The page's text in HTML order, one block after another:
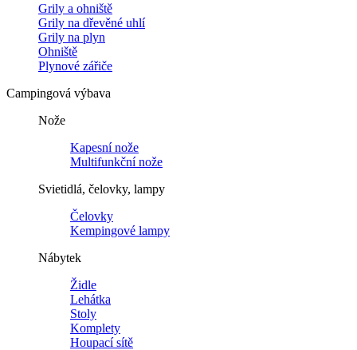
Grily a ohniště
Grily na dřevěné uhlí
Grily na plyn
Ohniště
Plynové zářiče
Campingová výbava
Nože
Kapesní nože
Multifunkční nože
Svietidlá, čelovky, lampy
Čelovky
Kempingové lampy
Nábytek
Židle
Lehátka
Stoly
Komplety
Houpací sítě